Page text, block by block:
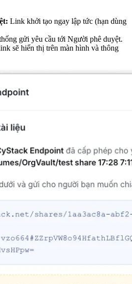
Link khởi tạo ngay lập tức (hạn dùng
gửi yêu cầu tới Người phê duyệt.
sẽ hiển thị trên màn hình và thông